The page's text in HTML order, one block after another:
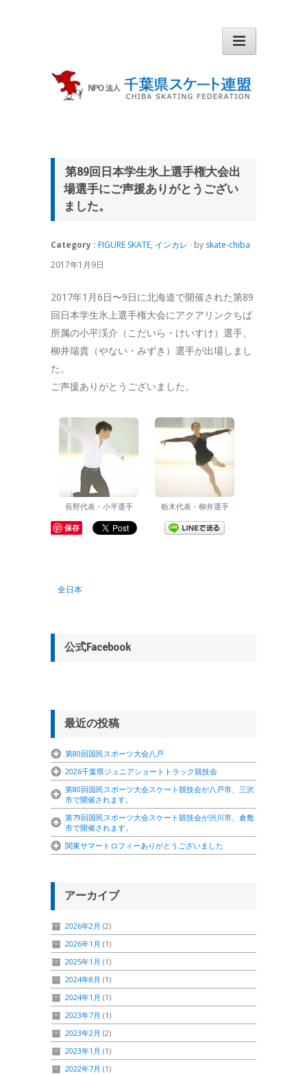
第89回日本学生氷上選手権大会出
場選手にご声援ありがとうござい
ました。
Category : FIGURE SKATE, インカレ · by skate-chiba
2017年1月9日
2017年1月6日〜9日に北海道で開催された第89
回日本学生氷上選手権大会にアクアリンクちば
所属の小平渓介（こだいら・けいすけ）選手、
柳井瑞貴（やない・みずき）選手が出場しまし
た。
ご声援ありがとうございました。
長野代表・小平選手 栃木代表・柳井選手
保存
全日本
公式Facebook
最近の投稿
第80回国民スポーツ大会八戸
2026千葉県ジュニアショートトラック競技会
第80回国民スポーツ大会スケート競技会が八戸市、三沢
市で開催されます。
第79回国民スポーツ大会スケート競技会が渋川市、倉敷
市で開催されます。
関東サマートロフィーありがとうございました
アーカイブ
2026年2月 (2)
2026年1月 (1)
2025年1月 (1)
2024年8月 (1)
2024年1月 (1)
2023年7月 (1)
2023年2月 (2)
2023年1月 (1)
2022年7月 (1)